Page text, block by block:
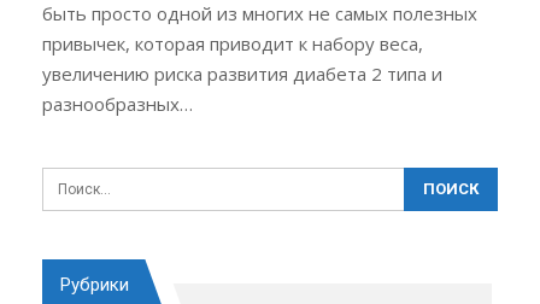
быть просто одной из многих не самых полезных
привычек, которая приводит к набору веса,
увеличению риска развития диабета 2 типа и
разнообразных…
Рубрики